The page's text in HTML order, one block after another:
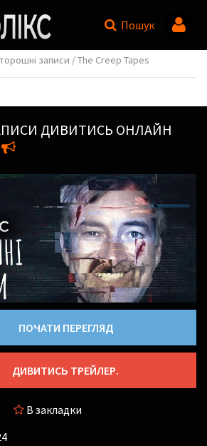
Пошук
записи / The Creep Tapes
ДИВИТИСЬ ОНЛАЙН
ПОЧАТИ ПЕРЕГЛЯД
ДИВИТИСЬ ТРЕЙЛЕР.
В закладки